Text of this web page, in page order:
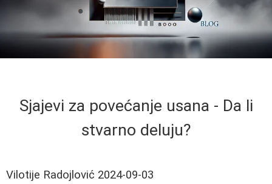
Sjajevi za povećanje usana - Da li
stvarno deluju?
Vilotije Radojlović 2024-09-03